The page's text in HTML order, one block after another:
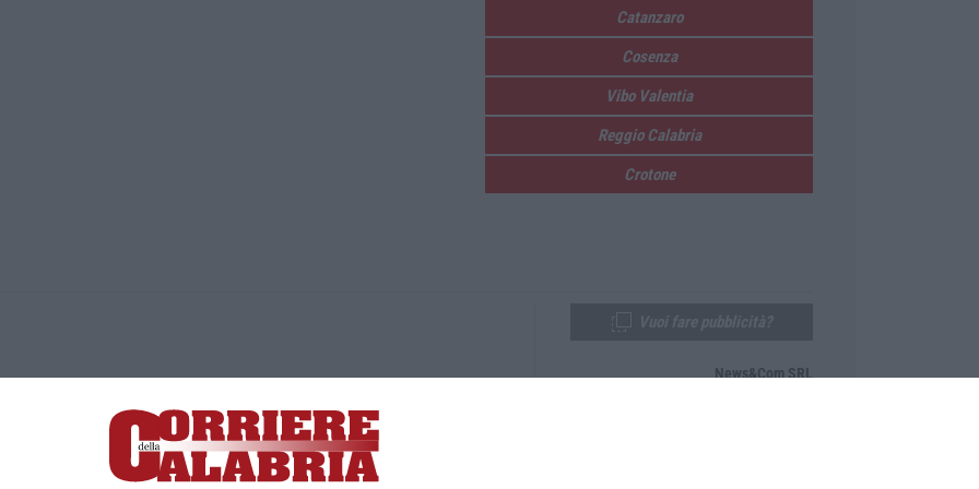
Catanzaro
Cosenza
Vibo Valentia
Reggio Calabria
Crotone
Lamezia Terme (CZ)
responsabile Paola Militano |Privacy
News&Com SRL